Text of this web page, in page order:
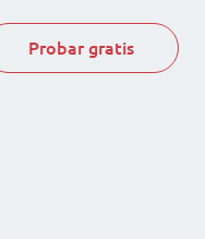
Probar gratis